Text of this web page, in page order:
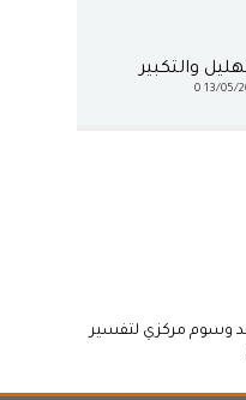
والتكبير
13/05/
0
وسوم مركزي لتفسير